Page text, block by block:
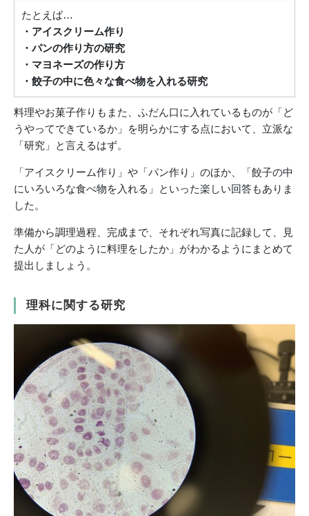
たとえば…
・アイスクリーム作り
・パンの作り方の研究
・マヨネーズの作り方
・餃子の中に色々な食べ物を入れる研究
料理やお菓子作りもまた、ふだん口に入れているものが「ど
うやってできているか」を明らかにする点において、立派な
「研究」と言えるはず。
「アイスクリーム作り」や「パン作り」のほか、「餃子の中
にいろいろな食べ物を入れる」といった楽しい回答もありま
した。
準備から調理過程、完成まで、それぞれ写真に記録して、見
た人が「どのように料理をしたか」がわかるようにまとめて
提出しましょう。
理科に関する研究